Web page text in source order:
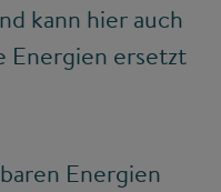
kann hier auch
Energien ersetzt
Energien